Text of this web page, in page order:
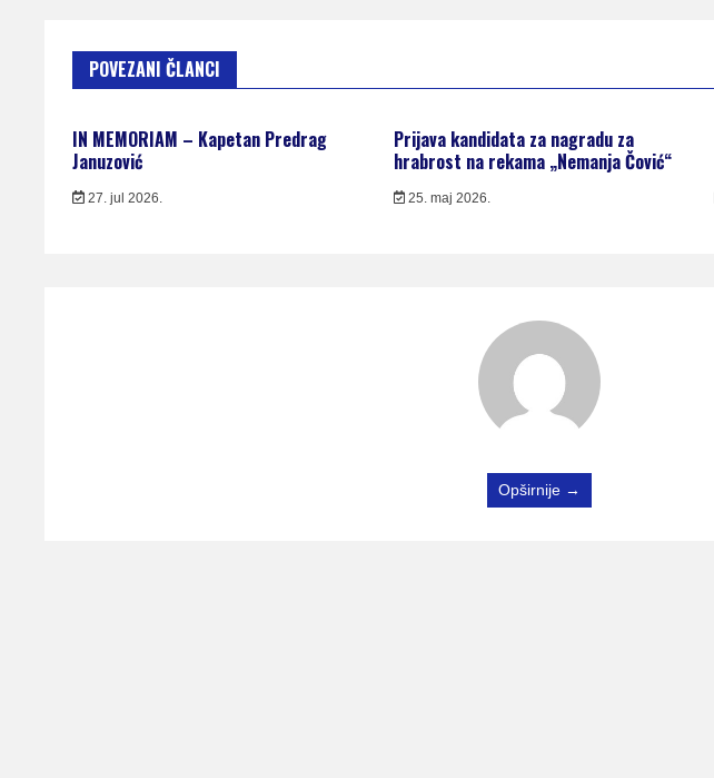
POVEZANI ČLANCI
IN MEMORIAM – Kapetan Predrag
Januzović
27. jul 2026.
Prijava kandidata za nagradu za
hrabrost na rekama „Nemanja Čović“
25. maj 2026.
Opširnije →